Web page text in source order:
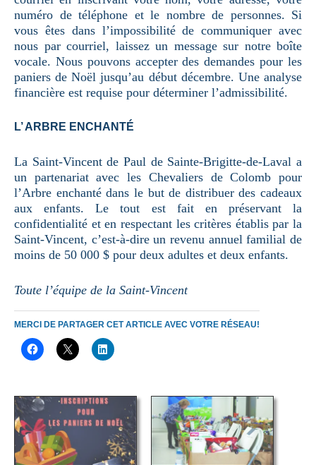
numéro de téléphone et le nombre de personnes. Si
vous êtes dans l’impossibilité de communiquer avec
nous par courriel, laissez un message sur notre boîte
vocale. Nous pouvons accepter des demandes pour les
paniers de Noël jusqu’au début décembre. Une analyse
financière est requise pour déterminer l’admissibilité.
L’ ARBRE ENCHANTÉ
La Saint-Vincent de Paul de Sainte-Brigitte-de-Laval a
un partenariat avec les Chevaliers de Colomb pour
l’Arbre enchanté dans le but de distribuer des cadeaux
aux enfants. Le tout est fait en préservant la
confidentialité et en respectant les critères établis par la
Saint-Vincent, c’est-à-dire un revenu annuel familial de
moins de 50 000 $ pour deux adultes et deux enfants.
Toute l’équipe de la Saint-Vincent
MERCI DE PARTAGER CET ARTICLE AVEC VOTRE RÉSEAU!